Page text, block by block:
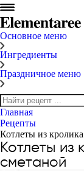
Основное меню
Ингредиенты
Праздничное меню
Главная
Рецепты
Котлеты из
Котлеты из
сметаной